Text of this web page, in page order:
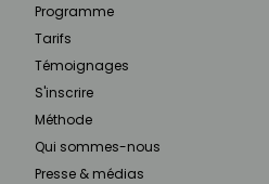
Programme
Tarifs
Témoignages
S'inscrire
Méthode
Qui sommes-nous
Presse & médias